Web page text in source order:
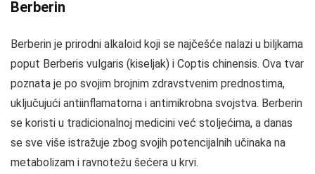
Berberin
Berberin je prirodni alkaloid koji se najčešće nalazi u biljkama
poput Berberis vulgaris (kiseljak) i Coptis chinensis. Ova tvar
poznata je po svojim brojnim zdravstvenim prednostima,
uključujući antiinflamatorna i antimikrobna svojstva. Berberin
se koristi u tradicionalnoj medicini već stoljećima, a danas
se sve više istražuje zbog svojih potencijalnih učinaka na
metabolizam i ravnotežu šećera u krvi.